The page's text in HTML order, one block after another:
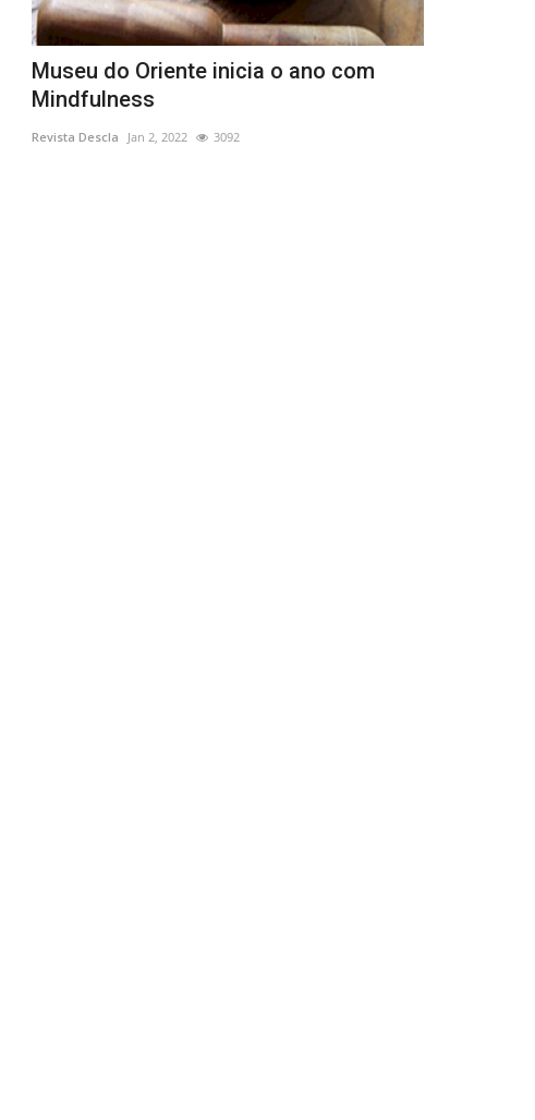
Museu do Oriente inicia o ano com
Mindfulness
Revista Descla Jan 2, 2022 3092